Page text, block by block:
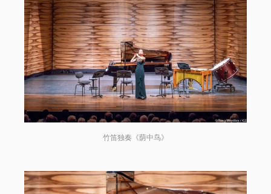
竹笛独奏《荫中鸟》